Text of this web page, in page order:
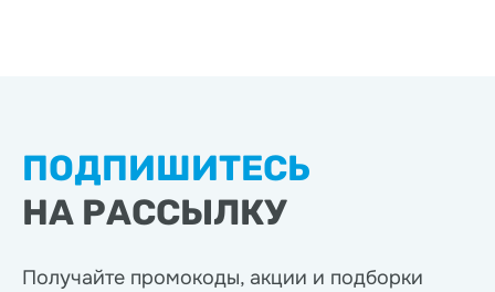
ПОДПИШИТЕСЬ
НА РАССЫЛКУ
Получайте промокоды, акции и подборки